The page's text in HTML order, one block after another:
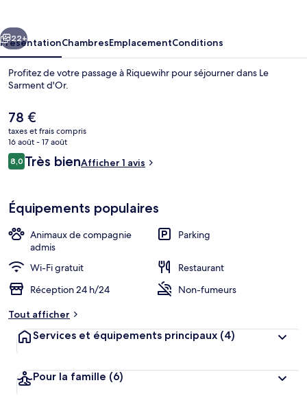
Suivant
22+
PrésentationChambresEmplacementConditions
Profitez de votre passage à Riquewihr pour séjourner dans Le
Sarment d'Or.
Le
prix
actuel
est
de
78 €
taxes et frais compris
16 août - 17 août
Avis
voyageurs
8,08,0 sur 10
Très bienAfficher 1 avis
Équipements populaires
Animaux de compagnie
admis
Parking
Wi-Fi gratuit
Restaurant
Réception 24 h/24
Non-fumeurs
Tout afficher
Services et équipements principaux (4)
Pour la famille (6)